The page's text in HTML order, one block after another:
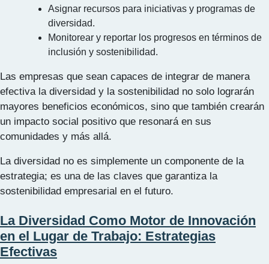
Asignar recursos para iniciativas y programas de
diversidad.
Monitorear y reportar los progresos en términos de
inclusión y sostenibilidad.
Las empresas que sean capaces de integrar de manera
efectiva la diversidad y la sostenibilidad no solo lograrán
mayores beneficios económicos, sino que también crearán
un impacto social positivo que resonará en sus
comunidades y más allá.
La diversidad no es simplemente un componente de la
estrategia; es una de las claves que garantiza la
sostenibilidad empresarial en el futuro.
La Diversidad Como Motor de Innovación
en el Lugar de Trabajo: Estrategias
Efectivas